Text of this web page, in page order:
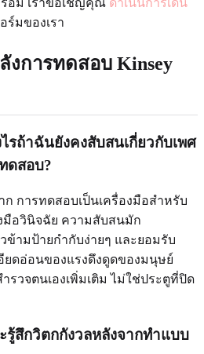
มของเรา
การทดสอบ Kinsey
รถ้าฉันยังคงสับสนเกี่ยวกับเพศ
ดสอบ?
ก การทดสอบเป็นเครื่องมือสำหรับ
มือวินิจฉัย ความสับสนมัก
ามป้ายกำกับง่ายๆ และยอมรับ
ยดอ่อนของแรงดึงดูดของมนุษย์
รวจตนเองเพิ่มเติม ไม่ใช่ประตูที่ปิด
รู้สึกวิตกกังวลหลังจากทำแบบ